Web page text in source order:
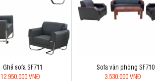
Ghế sofa SF711
12.950.000 VNĐ
Sofa văn phòng SF710
3.530.000 VNĐ